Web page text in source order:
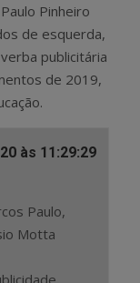
Pinheiro
de esquerda,
publicitária
de 2019,
às 11:29:29
Paulo,
Motta